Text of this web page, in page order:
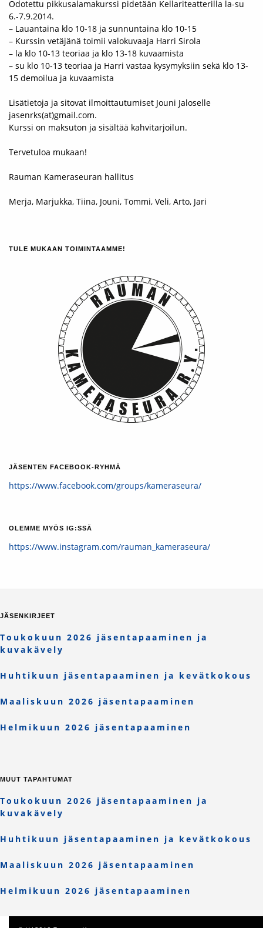
Odotettu pikkusalamakurssi pidetään Kellariteatterilla la-su
6.-7.9.2014.
– Lauantaina klo 10-18 ja sunnuntaina klo 10-15
– Kurssin vetäjänä toimii valokuvaaja Harri Sirola
– la klo 10-13 teoriaa ja klo 13-18 kuvaamista
– su klo 10-13 teoriaa ja Harri vastaa kysymyksiin sekä klo 13-
15 demoilua ja kuvaamista
Lisätietoja ja sitovat ilmoittautumiset Jouni Jaloselle
jasenrks(at)gmail.com.
Kurssi on maksuton ja sisältää kahvitarjoilun.
Tervetuloa mukaan!
Rauman Kameraseuran hallitus
Merja, Marjukka, Tiina, Jouni, Tommi, Veli, Arto, Jari
TULE MUKAAN TOIMINTAAMME!
JÄSENTEN FACEBOOK-RYHMÄ
https://www.facebook.com/groups/kameraseura/
OLEMME MYÖS IG:SSÄ
https://www.instagram.com/rauman_kameraseura/
JÄSENKIRJEET
Toukokuun 2026 jäsentapaaminen ja
kuvakävely
Huhtikuun jäsentapaaminen ja kevätkokous
Maaliskuun 2026 jäsentapaaminen
Helmikuun 2026 jäsentapaaminen
MUUT TAPAHTUMAT
Toukokuun 2026 jäsentapaaminen ja
kuvakävely
Huhtikuun jäsentapaaminen ja kevätkokous
Maaliskuun 2026 jäsentapaaminen
Helmikuun 2026 jäsentapaaminen